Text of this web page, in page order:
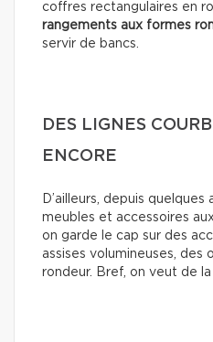
coffres rectangulaires en
rangements aux formes
servir de bancs.
DES LIGNES
ENCORE
D’ailleurs, depuis quelques
meubles et accessoires
on garde le cap sur des
assises volumineuses,
rondeur. Bref, on veut de la